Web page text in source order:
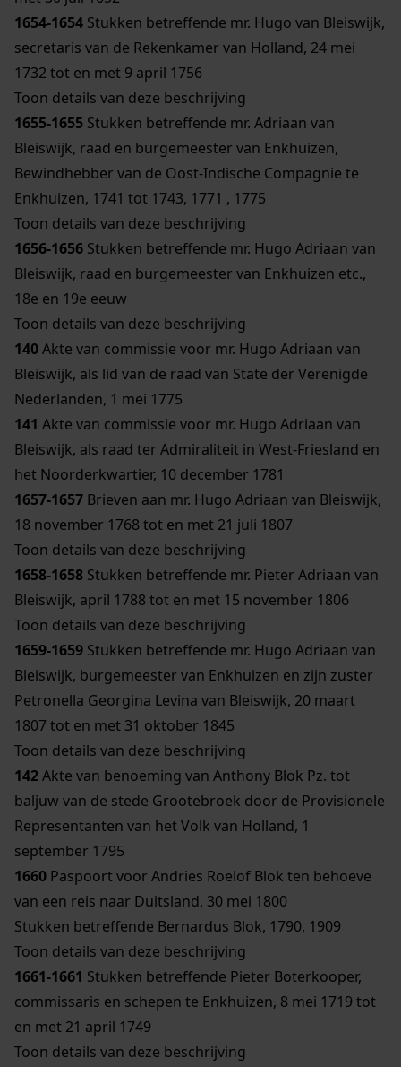
1654-1654 Stukken betreffende mr. Hugo van Bleiswijk,
secretaris van de Rekenkamer van Holland, 24 mei
1732 tot en met 9 april 1756
Toon details van deze beschrijving
1655-1655 Stukken betreffende mr. Adriaan van
Bleiswijk, raad en burgemeester van Enkhuizen,
Bewindhebber van de Oost-Indische Compagnie te
Enkhuizen, 1741 tot 1743, 1771 , 1775
Toon details van deze beschrijving
1656-1656 Stukken betreffende mr. Hugo Adriaan van
Bleiswijk, raad en burgemeester van Enkhuizen etc.,
18e en 19e eeuw
Toon details van deze beschrijving
140Akte van commissie voor mr. Hugo Adriaan van
Bleiswijk, als lid van de raad van State der Verenigde
Nederlanden, 1 mei 1775
141 Akte van commissie voor mr. Hugo Adriaan van
Bleiswijk, als raad ter Admiraliteit in West-Friesland en
het Noorderkwartier, 10 december 1781
1657-1657 Brieven aan mr. Hugo Adriaan van Bleiswijk,
18 november 1768 tot en met 21 juli 1807
Toon details van deze beschrijving
1658-1658 Stukken betreffende mr. Pieter Adriaan van
Bleiswijk, april 1788 tot en met 15 november 1806
Toon details van deze beschrijving
1659-1659 Stukken betreffende mr. Hugo Adriaan van
Bleiswijk, burgemeester van Enkhuizen en zijn zuster
Petronella Georgina Levina van Bleiswijk, 20 maart
1807 tot en met 31 oktober 1845
Toon details van deze beschrijving
142Akte van benoeming van Anthony Blok Pz. tot
baljuw van de stede Grootebroek door de Provisionele
Representanten van het Volk van Holland, 1
september 1795
1660 Paspoort voor Andries Roelof Blok ten behoeve
van een reis naar Duitsland, 30 mei 1800
Stukken betreffende Bernardus Blok, 1790, 1909
Toon details van deze beschrijving
1661-1661 Stukken betreffende Pieter Boterkooper,
commissaris en schepen te Enkhuizen, 8 mei 1719 tot
en met 21 april 1749
Toon details van deze beschrijving